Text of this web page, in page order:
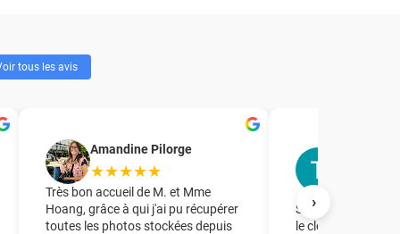
›
tous les avis
Amandine Pilorge
★★★★★
Très bon accueil de M. et Mme
Hoang, grâce à qui j'ai pu récupérer
toutes les photos stockées depuis
Société à laquelle
le clonage d'un